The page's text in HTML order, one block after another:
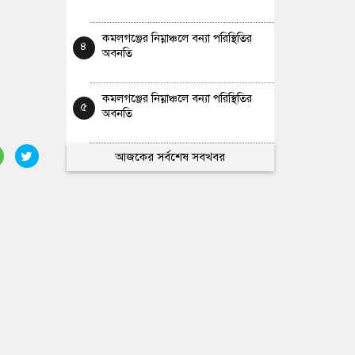
৪
কমলগঞ্জের নিম্নাঞ্চলে বন্যা পরিস্থিতির
অবনতি
৫
কমলগঞ্জের নিম্নাঞ্চলে বন্যা পরিস্থিতির
অবনতি
আজকের সর্বশেষ সবখবর